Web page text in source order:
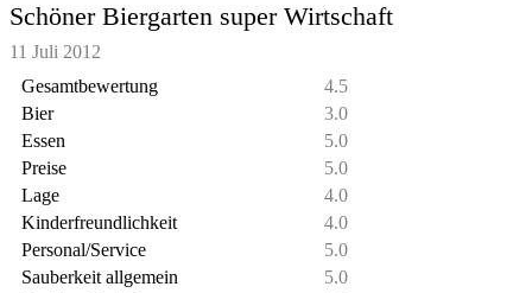
Schöner Biergarten super Wirtschaft
11 Juli 2012
Gesamtbewertung
4.5
Bier
3.0
Essen
5.0
Preise
5.0
Lage
4.0
Kinderfreundlichkeit
4.0
Personal/Service
5.0
Sauberkeit allgemein
5.0